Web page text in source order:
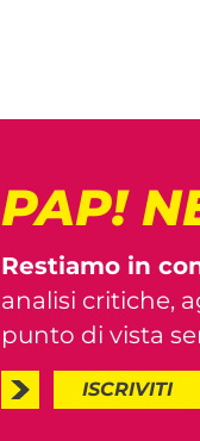
PAP!
Restiamo in
analisi critiche,
punto di vista
ISCRIVITI